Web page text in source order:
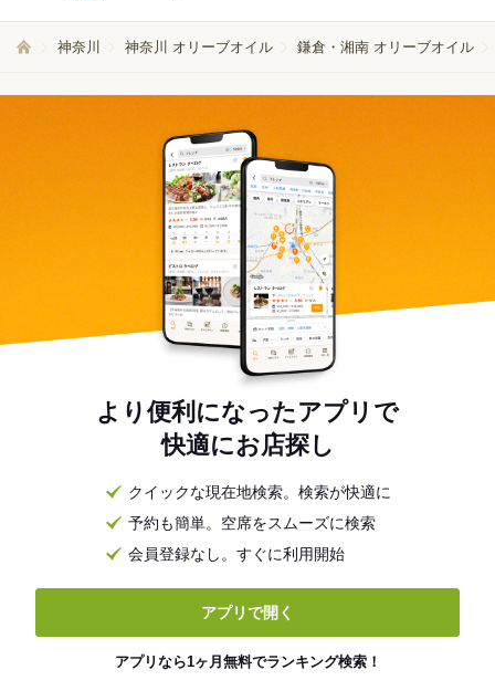
神奈川 神奈川 オリーブオイル 鎌倉・湘南 オリーブオイル
より便利になったアプリで
快適にお店探し
クイックな現在地検索。検索が快適に
予約も簡単。空席をスムーズに検索
会員登録なし。すぐに利用開始
アプリで開く
アプリなら1ヶ月無料でランキング検索！